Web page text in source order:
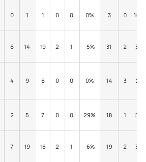
0 1 1 0 0 0% 3 0
6 14 19 2 1 -5% 31 2
4 9 6 0 0 0% 14 3 21%
2 5 7 0 0 29% 18 1
7 19 16 2 1 -6% 19 2